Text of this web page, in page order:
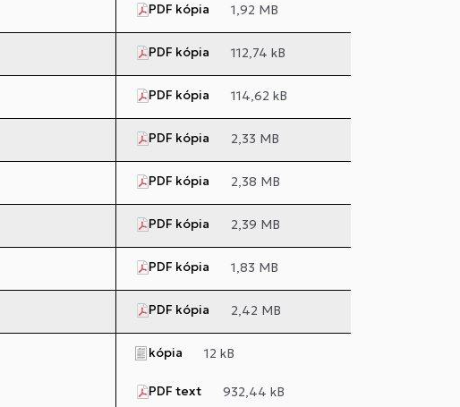
PDF kópia 1,92 MB
PDF kópia 112,74 kB
PDF kópia 114,62 kB
PDF kópia 2,33 MB
PDF kópia 2,38 MB
PDF kópia 2,39 MB
PDF kópia 1,83 MB
PDF kópia 2,42 MB
kópia 12 kB
PDF text 932,44 kB